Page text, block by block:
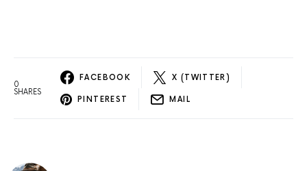
0
SHARES
FACEBOOK X (TWITTER)
PINTEREST MAIL